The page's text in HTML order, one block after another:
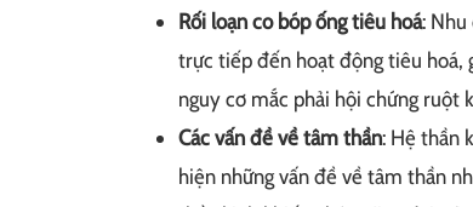
Rối loạn co bóp ống tiêu hoá:
trực tiếp đến hoạt động tiêu hoá,
nguy cơ mắc phải hội chứng ruột
Các vấn đề về tâm thần: Hệ thần
hiện những vấn đề về tâm thần